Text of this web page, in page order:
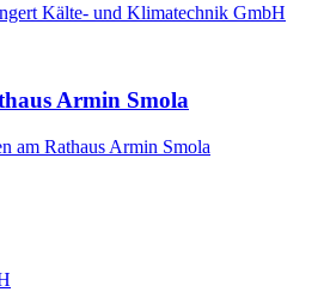
Kälte- und Klimatechnik GmbH
Armin Smola
am Rathaus Armin Smola